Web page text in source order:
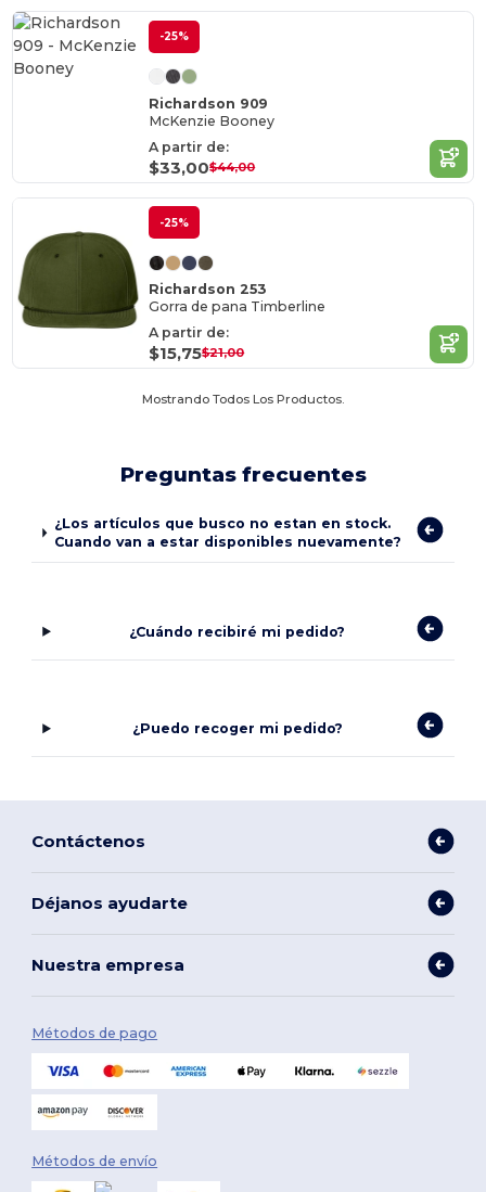
-25%
Richardson 909
McKenzie Booney
A partir de:
$33,00$44,00
-25%
Richardson 253
Gorra de pana Timberline
A partir de:
$15,75$21,00
Mostrando Todos Los Productos.
Preguntas frecuentes
¿Los artículos que busco no estan en stock.
Cuando van a estar disponibles nuevamente?
¿Cuándo recibiré mi pedido?
¿Puedo recoger mi pedido?
Contáctenos
Déjanos ayudarte
Nuestra empresa
Métodos de pago
Métodos de envío